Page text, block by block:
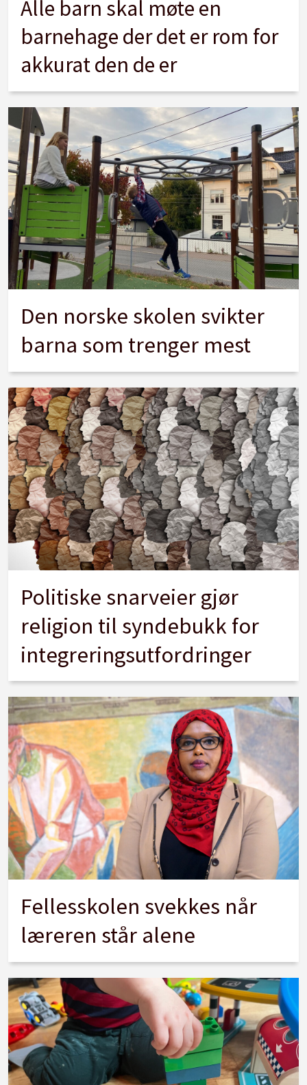
Alle barn skal møte en
barnehage der det er rom for
akkurat den de er
Den norske skolen svikter
barna som trenger mest
Politiske snarveier gjør
religion til syndebukk for
integreringsutfordringer
Fellesskolen svekkes når
læreren står alene